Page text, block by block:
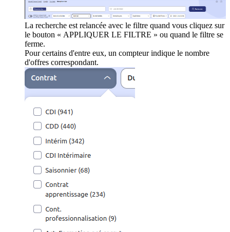
La recherche est relancée avec le filtre quand vous cliquez sur
le bouton « APPLIQUER LE FILTRE » ou quand le filtre se
ferme.
Pour certains d'entre eux, un compteur indique le nombre
d'offres correspondant.